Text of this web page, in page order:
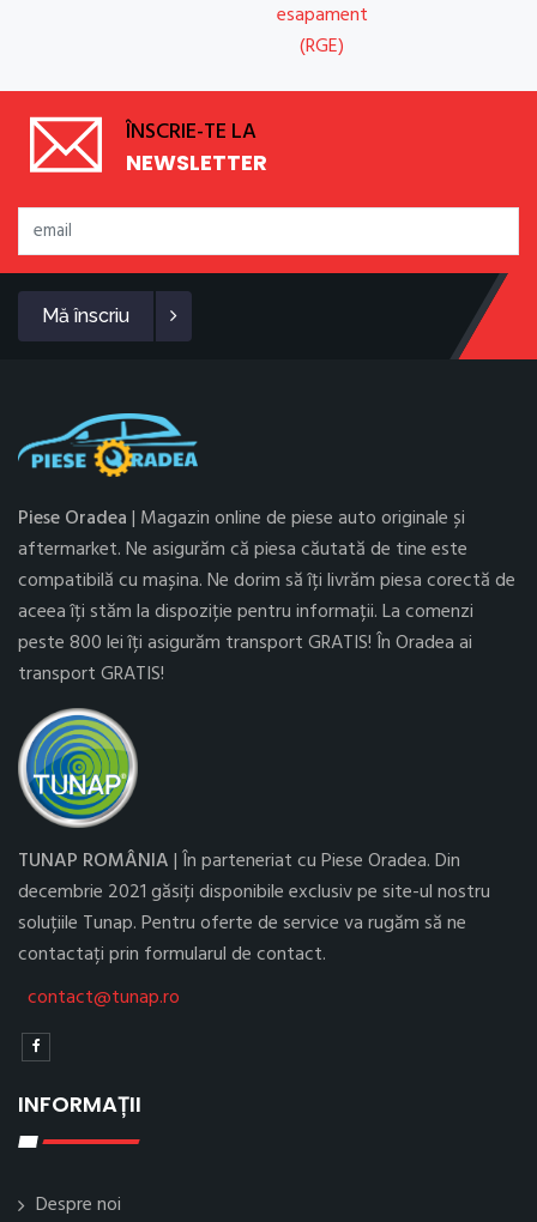
esapament
(RGE)
ÎNSCRIE-TE LA
NEWSLETTER
Mă înscriu
Piese Oradea| Magazin online de piese auto originale și
aftermarket. Ne asigurăm că piesa căutată de tine este
compatibilă cu mașina. Ne dorim să îți livrăm piesa corectă de
aceea îți stăm la dispoziție pentru informații. La comenzi
peste 800 lei îți asigurăm transport GRATIS! În Oradea ai
transport GRATIS!
TUNAP ROMÂNIA| În parteneriat cu Piese Oradea. Din
decembrie 2021 găsiți disponibile exclusiv pe site-ul nostru
soluțiile Tunap. Pentru oferte de service va rugăm să ne
contactați prin formularul de contact.
contact@tunap.ro
INFORMAȚII
Despre noi